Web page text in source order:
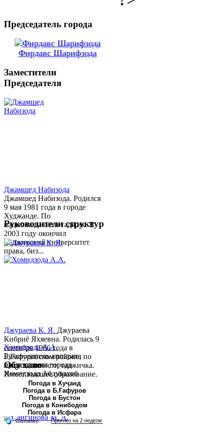
Председатель города
Фирдавс Шарифзода
Заместители
Председателя
Джамшед Набизода
Джамшед Набизода. Родился
9 мая 1981 года в городе
Худжанде. По
национальности таджик. В
2003 году окончил
Таджикский университет
права, биз...
Хомидзода А.А.
Руководитель аппарата
председателя города
Хомидзода Абдувахоб
Абдумаджид родился 8
июня 1978 года в городе
Худжанде. По
национальности...
Руководители структур
Джураева К. Я. Джураева
Кибриё Яхяевна. Родилась 9
сентября 1966 года в
Б.Гафуровском районе, по
национальности таджичка.
Имеет высшее образование.
В 1997 ...
Обу хаво
Погода в Хуҷанд
Погода в Б.Ғафуров
Погода в Бустон
Погода в Конибодом
Погода в Исфара